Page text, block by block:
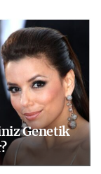
Genetik